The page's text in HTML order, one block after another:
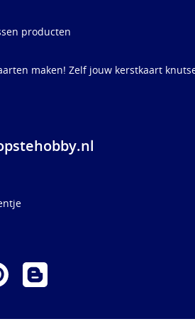
producten
maken! Zelf jouw kerstkaart